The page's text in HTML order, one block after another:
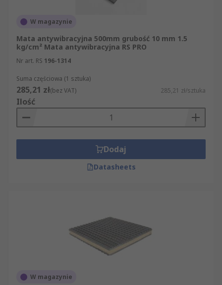
W magazynie
Mata antywibracyjna 500mm grubość 10 mm 1.5
kg/cm² Mata antywibracyjna RS PRO
Nr art. RS 196-1314
Suma częściowa (1 sztuka)
285,21 zł(bez VAT) 285,21 zł/sztuka
Ilość
Dodaj
Datasheets
W magazynie